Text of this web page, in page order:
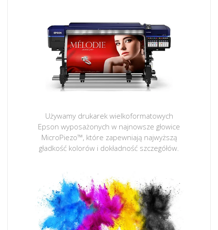
Używamy drukarek wielkoformatowych
Epson wyposażonych w najnowsze głowice
MicroPiezo™, które zapewniają najwyższą
gładkość kolorów i dokładność szczegółów.